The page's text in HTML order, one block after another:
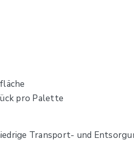
pro Palette
Transport- und